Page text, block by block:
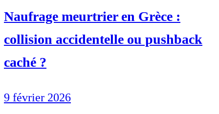
Naufrage meurtrier en Grèce :
collision accidentelle ou pushback
caché ?
9 février 2026